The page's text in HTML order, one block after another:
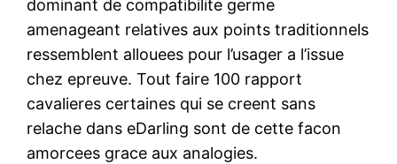
dominant de compatibilite germe
amenageant relatives aux points traditionnels
ressemblent allouees pour l’usager a l’issue
chez epreuve. Tout faire 100 rapport
cavalieres certaines qui se creent sans
relache dans eDarling sont de cette facon
amorcees grace aux analogies.